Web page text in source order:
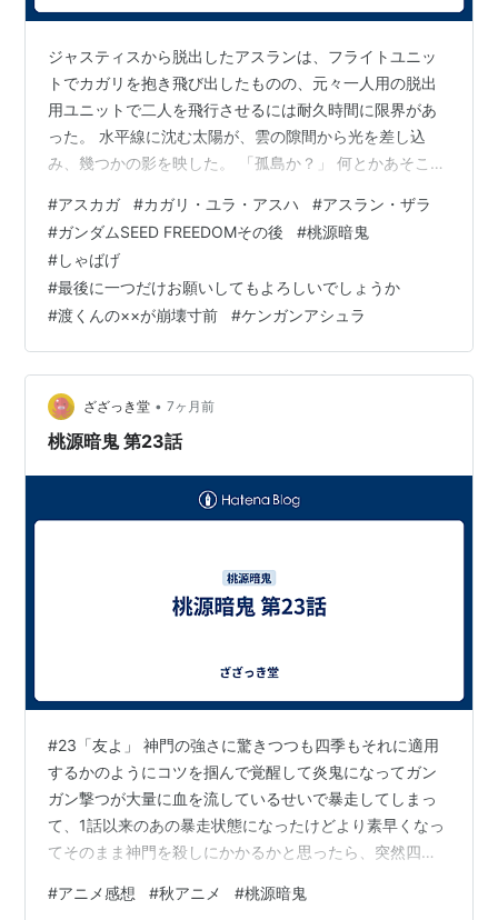
ジャスティスから脱出したアスランは、フライトユニッ
トでカガリを抱き飛び出したものの、元々一人用の脱出
用ユニットで二人を飛行させるには耐久時間に限界があ
った。 水平線に沈む太陽が、雲の隙間から光を差し込
み、幾つかの影を映した。 「孤島か？」 何とかあそこま
り、島まであと数㎞というところで海に投げ出されてし
まった。 幸いなことと言えば、カガリが気を失ってお
り、無駄な力が入らなかったこともあって、彼女の呼吸
を保てる姿勢で、何とかこの砂浜まで泳ぎつけたのだっ
た。 「ハァ、ハァ、ハァ、」 それでも流石に息が切れ
る。だが休んでいる暇はない。 カガリを抱…
#アスカガ #カガリ・ユラ・アスハ #アスラン・ザラ
#ガンダムSEED FREEDOMその後 #桃源暗鬼
#しゃばげ
#最後に一つだけお願いしてもよろしいでしょうか
#渡くんの××が崩壊寸前 #ケンガンアシュラ
ざざっき堂 • 7ヶ月前
桃源暗鬼 第23話
#23「友よ」 神門の強さに驚きつつも四季もそれに適用
するかのようにコツを掴んで覚醒して炎鬼になってガン
ガン撃つが大量に血を流しているせいで暴走してしまっ
て、1話以来のあの暴走状態になったけどより素早くなっ
てそのまま神門を殺しにかかるかと思ったら、突然四季
する。意識はまだあって逃げろと友達を思って言ってて
#アニメ感想 #秋アニメ #桃源暗鬼